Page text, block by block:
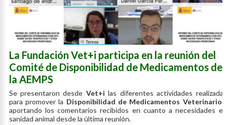
La Fundación Vet+i participa en la reunión del
Comité de Disponibilidad de Medicamentos de
la AEMPS
Se presentaron desde Vet+i las diferentes actividades realizadas
para promover la Disponibilidad de Medicamentos Veterinarios
aportando los comentarios recibidos en cuanto a necesidades en
sanidad animal desde la última reunión.